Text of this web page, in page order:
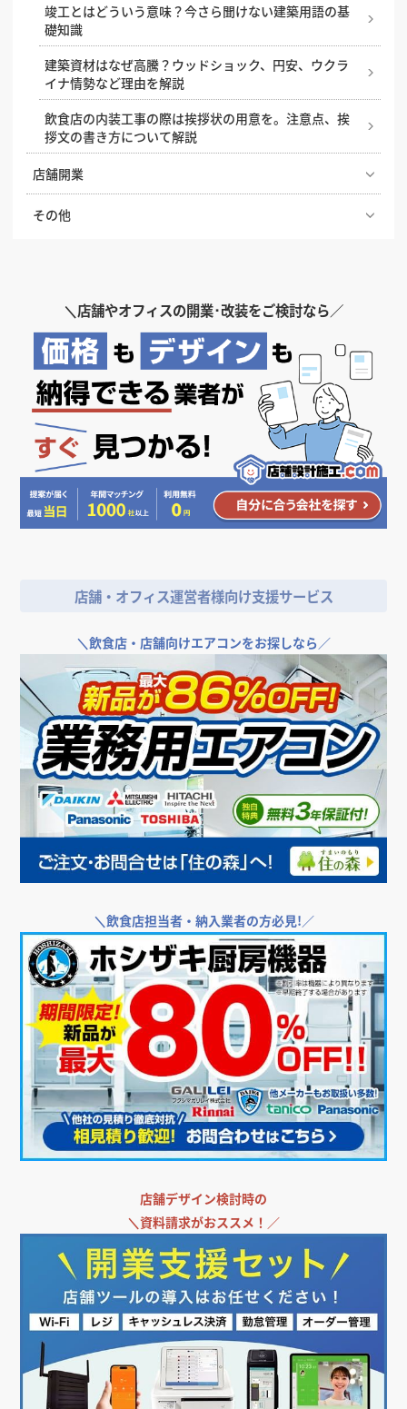
店舗デザインに必須の設計図、その見方や役割を解説
店舗デザインにおけるトイレ空間の作り方
居酒屋でコの字カウンターが人気の理由と内装のポイ
ント
魅力的な店舗入り口・ファサードをデザインするため
の5つの条件
方を解説
飲食店の内装レイアウトの基本
ラーメン屋の看板製作の費用相場と活用するためのポ
イント
飲食店にロゴって必要？店舗のシンボルとなるロゴの
役割や決め方
デザイン設計事務所に依頼できることは？業務内容や
工務店との違いについて
店舗デザイン事例の探し方のコツ、デザイン会社との
打ち合わせがうまくいくまとめ方
東京出店時の店舗デザイン、東京都内の各エリアや注
します。
需要が急拡大するテイクアウト専門店、店舗デザイン
のポイント
アパレルショップの内装デザインで知っておきたい6
つのポイント
おしゃれな飲食店を作る店舗デザインのコツと、店舗
におしゃれさが求められる理由
繁盛するパン屋は「おしゃれな内装」が要！デザイン
のポイントは？
にするコツ
空間デザインの店舗設計における考え方やポイント、
見落としやすい注意点
おしゃれなカフェを作るコツ！内装デザインの決め
方・ポイント
飲食店の内装をおしゃれにしたい時おすすめの、資料
の集め方とデータのまとめ方
飲食店の内装デザインで成功する5つのポイント
竣工とはどういう意味？今さら聞けない建築用語の基
礎知識
建築資材はなぜ高騰？ウッドショック、円安、ウクラ
イナ情勢など理由を解説
飲食店の内装工事の際は挨拶状の用意を。注意点、挨
拶文の書き方について解説
店舗開業
【どっちが正解？】居抜き物件とスケルトン物件の違
飲食店開業の要！業務用厨房機器の選び方完全ガイド
｜業種別の必須リストと失敗しない配置のコツ
飲食店開業に必要な営業許可。保健所の申請書類や設
備の条件など解説
自宅兼店舗のメリット・デメリット、失敗しないポイ
ントを解説
自宅カフェを開業する場合の物件条件や資格、費用相
場をチェック！
コロナ収束後の店舗開業、飲食店が気を付けるべきポ
いくらかかる？飲食店の開業資金。平均相場や調達方
法、節約するコツを解説
その他
ポイントや色彩の持つ心理効果について解説
プレハブ工法とは？店舗に採用したいなら押さえてお
きたいメリット・デメリットや注意点を解説
生産性を高めるオフィス・事務所の内装デザイン、お
すすめのレイアウト
商品ディスプレイの基本テクニック6選。購入意欲を
高める陳列方法と効果
＼店舗やオフィスの開業･改装をご検討なら／
店舗・オフィス運営者様向け支援サービス
＼飲食店・店舗向けエアコンをお探しなら／
＼飲食店担当者・納入業者の方必見!／
店舗デザイン検討時の
＼資料請求がおススメ！／